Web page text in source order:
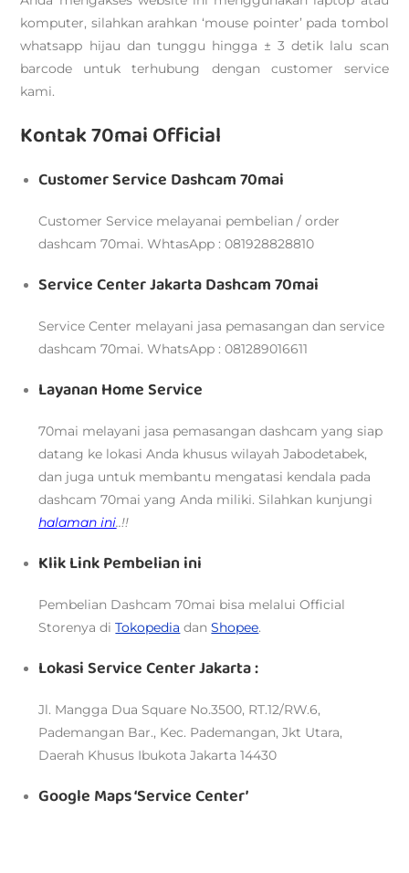
komputer, silahkan arahkan ‘mouse pointer’ pada tombol
whatsapp hijau dan tunggu hingga ± 3 detik lalu scan
barcode untuk terhubung dengan customer service
kami.
Kontak 70mai Official
Customer Service Dashcam 70mai
Customer Service melayanai pembelian / order
dashcam 70mai. WhtasApp : 081928828810
Service Center Jakarta Dashcam 70mai
Service Center melayani jasa pemasangan dan service
dashcam 70mai. WhatsApp : 081289016611
Layanan Home Service
70mai melayani jasa pemasangan dashcam yang siap
datang ke lokasi Anda khusus wilayah Jabodetabek,
dan juga untuk membantu mengatasi kendala pada
dashcam 70mai yang Anda miliki. Silahkan kunjungi
halaman ini..!!
Klik Link Pembelian ini
Pembelian Dashcam 70mai bisa melaluiOfficial
Storenya diTokopedia danShopee.
Lokasi Service Center Jakarta :
Jl. Mangga Dua Square No.3500, RT.12/RW.6,
Pademangan Bar., Kec. Pademangan, Jkt Utara,
Daerah Khusus Ibukota Jakarta 14430
Google Maps ‘Service Center’